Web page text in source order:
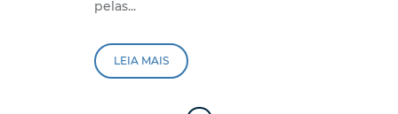
pelas...
LEIA MAIS